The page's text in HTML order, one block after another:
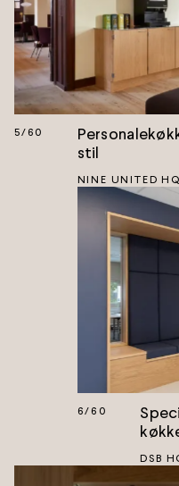
5/60
stil
NINE UNITED HQ
6/60
DSB